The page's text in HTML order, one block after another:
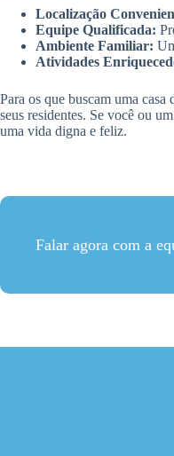
Localização
Equipe Qualificada:
Ambiente Familiar:
Atividades
Para os que buscam uma
seus residentes. Se você ou
uma vida digna e feliz.
Falar agora com a